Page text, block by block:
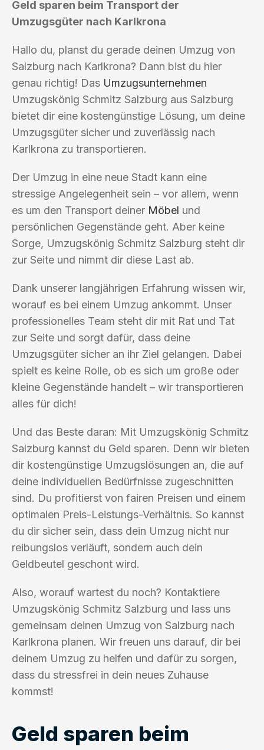
Geld sparen beim Transport der
Umzugsgüter nach Karlkrona
Hallo du, planst du gerade deinen Umzug von
Salzburg nach Karlkrona? Dann bist du hier
genau richtig! Das Umzugsunternehmen
Umzugskönig Schmitz Salzburg aus Salzburg
bietet dir eine kostengünstige Lösung, um deine
Umzugsgüter sicher und zuverlässig nach
Karlkrona zu transportieren.
Der Umzug in eine neue Stadt kann eine
stressige Angelegenheit sein – vor allem, wenn
es um den Transport deiner Möbel und
persönlichen Gegenstände geht. Aber keine
Sorge, Umzugskönig Schmitz Salzburg steht dir
zur Seite und nimmt dir diese Last ab.
Dank unserer langjährigen Erfahrung wissen wir,
worauf es bei einem Umzug ankommt. Unser
professionelles Team steht dir mit Rat und Tat
zur Seite und sorgt dafür, dass deine
Umzugsgüter sicher an ihr Ziel gelangen. Dabei
spielt es keine Rolle, ob es sich um große oder
kleine Gegenstände handelt – wir transportieren
alles für dich!
Und das Beste daran: Mit Umzugskönig Schmitz
Salzburg kannst du Geld sparen. Denn wir bieten
dir kostengünstige Umzugslösungen an, die auf
deine individuellen Bedürfnisse zugeschnitten
sind. Du profitierst von fairen Preisen und einem
optimalen Preis-Leistungs-Verhältnis. So kannst
du dir sicher sein, dass dein Umzug nicht nur
reibungslos verläuft, sondern auch dein
Geldbeutel geschont wird.
Also, worauf wartest du noch? Kontaktiere
Umzugskönig Schmitz Salzburg und lass uns
gemeinsam deinen Umzug von Salzburg nach
Karlkrona planen. Wir freuen uns darauf, dir bei
deinem Umzug zu helfen und dafür zu sorgen,
dass du stressfrei in dein neues Zuhause
kommst!
Geld sparen beim